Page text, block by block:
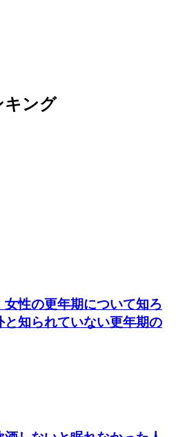
キング
性の更年期について知ろ
と知られていない更年期の